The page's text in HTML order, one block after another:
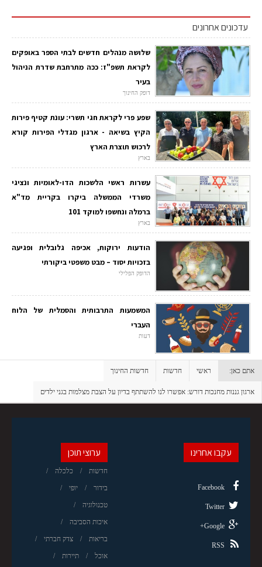
עדכונים אחרונים
שלושה מנהלים חדשים לבתי הספר באופקים
לקראת תשפ"ז: ככה מתרחבת שדרת הניהול
בעיר
דופק החינוך
שפע פרי לקראת חגי תשרי: עונת קטיף פירות
הקיץ בשיאה - ארגון מגדלי הפירות קורא
לרכוש תוצרת הארץ
בארץ
עשרות ראשי הלשכות הדו-לאומיות ונציגי
משרדי הממשלה ביקרו בקריית מד"א
ברמלה ונחשפו למוקד 101
בארץ
הודעות ירוקות, אכיפה גלובלית ופגיעה
בזכויות יסוד – מבט משפטי ביקורתי
הדופק הפלילי
המשמעות התרבותית והסמלית של הלוח
העברי
דעות
אתם כאן: ראשי חדשות חדשות החינוך
ארגון גננות מחנכות דורש: אפשרו לנו להשתתף בדיון על הצבת מצלמות בגני ילדים
ערוצי תוכן
חדשות כלכלה
בידור יופי
טכנולוגיה
איכות הסביבה
בריאות צדק חברתי
אוכל תיירות
עקבו אחרינו
Facebook
Twitter
Google+
RSS